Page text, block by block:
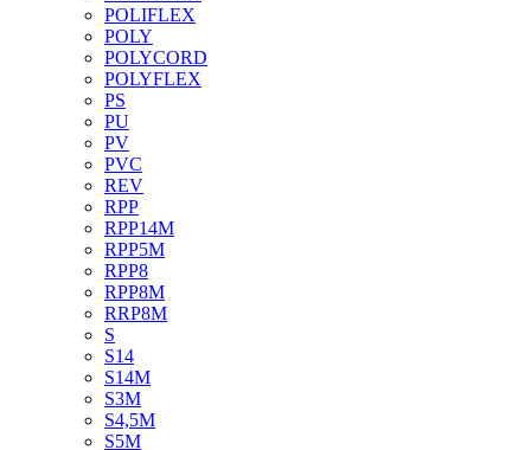
POLIFLEX
POLY
POLYCORD
POLYFLEX
PS
PU
PV
PVC
REV
RPP
RPP14M
RPP5M
RPP8
RPP8M
RRP8M
S
S14
S14M
S3M
S4,5M
S5M